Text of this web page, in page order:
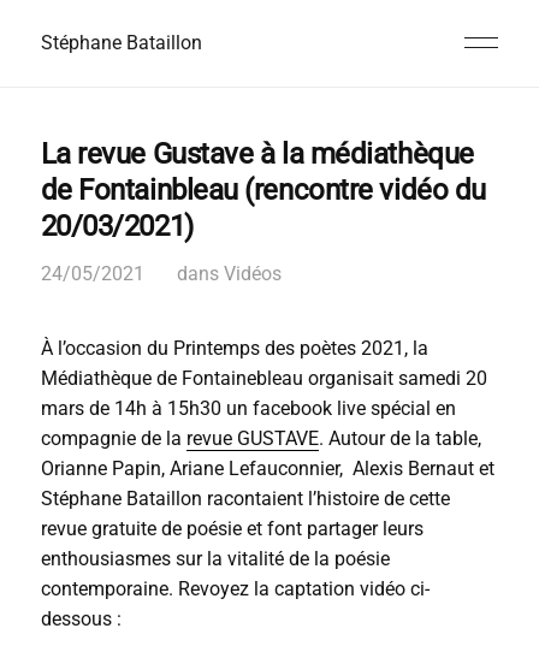
Stéphane Bataillon
La revue Gustave à la médiathèque
de Fontainbleau (rencontre vidéo du
20/03/2021)
24/05/2021 dans Vidéos
À l’occasion du Printemps des poètes 2021, la
Médiathèque de Fontainebleau organisait samedi 20
mars de 14h à 15h30 un facebook live spécial en
compagnie de la revue GUSTAVE. Autour de la table,
Orianne Papin, Ariane Lefauconnier, Alexis Bernaut et
Stéphane Bataillon racontaient l’histoire de cette
revue gratuite de poésie et font partager leurs
enthousiasmes sur la vitalité de la poésie
contemporaine. Revoyez la captation vidéo ci-
dessous :